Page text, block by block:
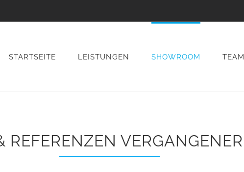
STARTSEITE LEISTUNGEN SHOWROOM TEAM
REFERENZEN